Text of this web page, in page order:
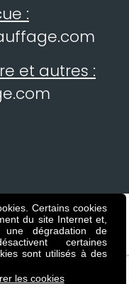
:
et autres :
- R.C.V. 52.844
- BIC GEBABEBB
légales
Certains cookies
du site Internet et,
une dégradation de
certaines
sont utilisés à des
nous permettent
d'offrir des
les cookies